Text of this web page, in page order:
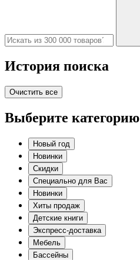
История поиска
Очистить все
Выберите категорию
Новый год
Новинки
Скидки
Специально для Вас
Новинки
Хиты продаж
Детские книги
Экспресс-доставка
Мебель
Бассейны